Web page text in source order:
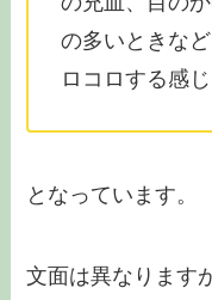
の多いときな
ロコロする感じ
となっています。
文面は異なります